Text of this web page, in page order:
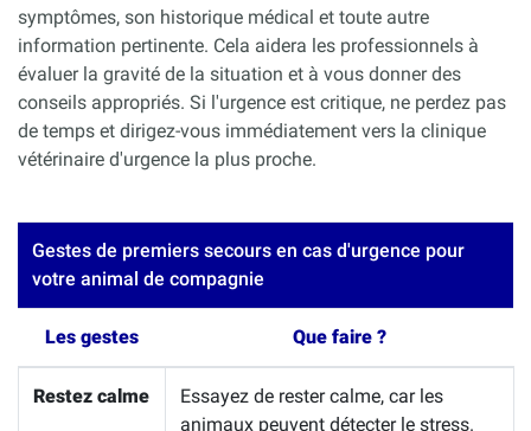
symptômes, son historique médical et toute autre
information pertinente. Cela aidera les professionnels à
évaluer la gravité de la situation et à vous donner des
conseils appropriés. Si l'urgence est critique, ne perdez pas
de temps et dirigez-vous immédiatement vers la clinique
vétérinaire d'urgence la plus proche.
Gestes de premiers secours en cas d'urgence pour
votre animal de compagnie
Les gestes Que faire ?
Restez calme
Essayez de rester calme, car les
animaux peuvent détecter le stress.